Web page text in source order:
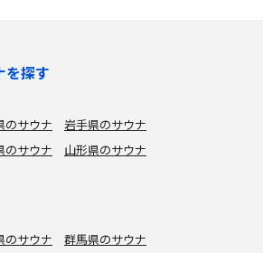
を探す
のサウナ
岩手県のサウナ
のサウナ
山形県のサウナ
のサウナ 群馬県のサウナ